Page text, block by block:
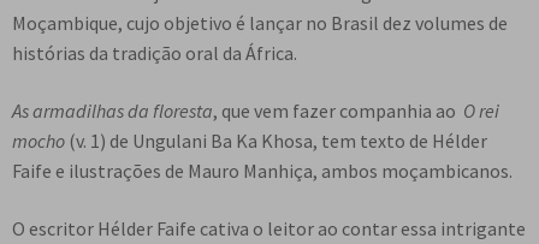
e
n
Moçambique, cujo objetivo é lançar no Brasil dez volumes de
histórias da tradição oral da África.
As armadilhas da floresta, que vem fazer companhia ao O rei
mocho (v. 1) de Ungulani Ba Ka Khosa, tem texto de Hélder
Faife e ilustrações de Mauro Manhiça, ambos moçambicanos.
O escritor Hélder Faife cativa o leitor ao contar essa intrigante